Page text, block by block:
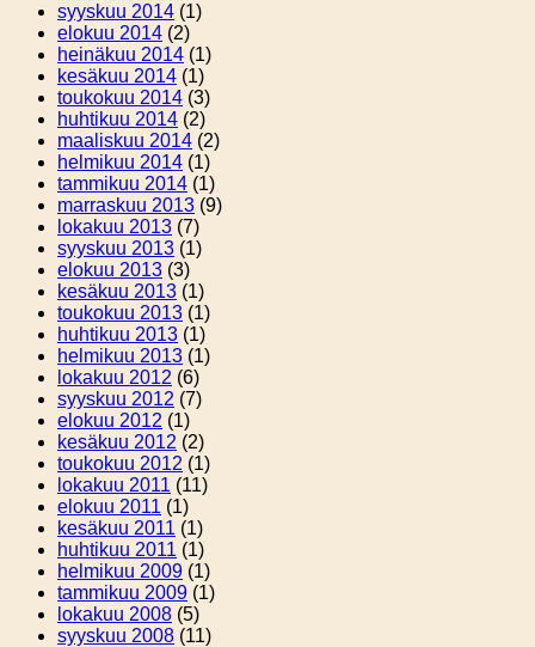
syyskuu 2014 (1)
elokuu 2014 (2)
heinäkuu 2014 (1)
kesäkuu 2014 (1)
toukokuu 2014 (3)
huhtikuu 2014 (2)
maaliskuu 2014 (2)
helmikuu 2014 (1)
tammikuu 2014 (1)
marraskuu 2013 (9)
lokakuu 2013 (7)
syyskuu 2013 (1)
elokuu 2013 (3)
kesäkuu 2013 (1)
toukokuu 2013 (1)
huhtikuu 2013 (1)
helmikuu 2013 (1)
lokakuu 2012 (6)
syyskuu 2012 (7)
elokuu 2012 (1)
kesäkuu 2012 (2)
toukokuu 2012 (1)
lokakuu 2011 (11)
elokuu 2011 (1)
kesäkuu 2011 (1)
huhtikuu 2011 (1)
helmikuu 2009 (1)
tammikuu 2009 (1)
lokakuu 2008 (5)
syyskuu 2008 (11)